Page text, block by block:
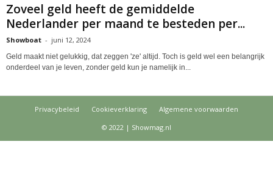
Zoveel geld heeft de gemiddelde
Nederlander per maand te besteden per...
Showboat - juni 12, 2024
Geld maakt niet gelukkig, dat zeggen 'ze' altijd. Toch is geld wel een belangrijk
onderdeel van je leven, zonder geld kun je namelijk in...
Privacybeleid Cookieverklaring
Algemene voorwaarden
© 2022 | Showmag.nl